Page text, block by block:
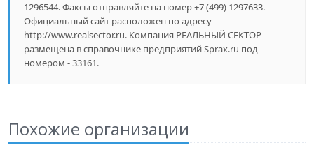
1296544. Факсы отправляйте на номер +7 (499) 1297633.
Официальный сайт расположен по адресу
http://www.realsector.ru. Компания РЕАЛЬНЫЙ СЕКТОР
размещена в справочнике предприятий Sprax.ru под
номером - 33161.
Похожие организации